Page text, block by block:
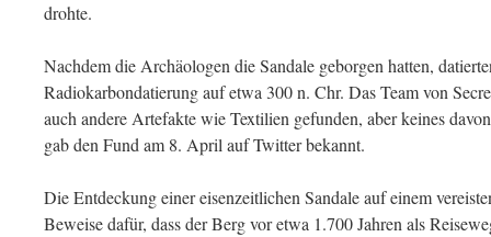
drohte.
Nachdem die Archäologen die Sandale geborgen hatten,
Radiokarbondatierung auf etwa 300 n. Chr. Das Team von
auch andere Artefakte wie Textilien gefunden, aber keines
gab den Fund am 8. April auf Twitter bekannt.
Die Entdeckung einer eisenzeitlichen Sandale auf einem
Beweise dafür, dass der Berg vor etwa 1.700 Jahren als